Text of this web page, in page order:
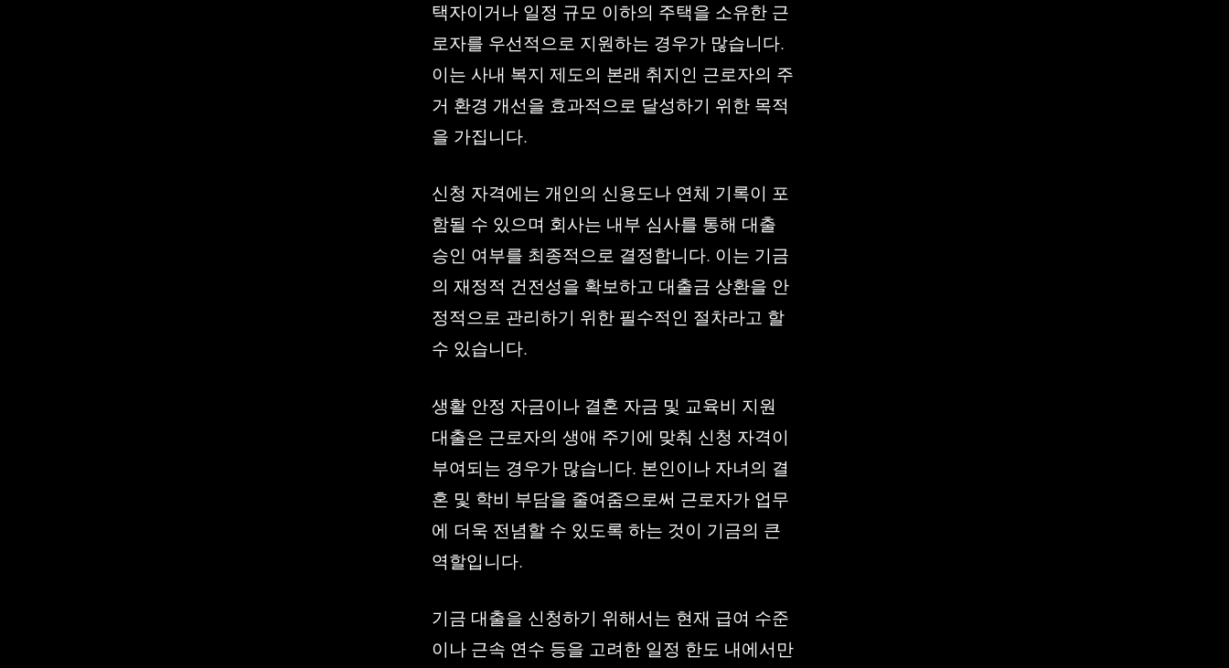
택자이거나 일정 규모 이하의 주택을 소유한 근
로자를 우선적으로 지원하는 경우가 많습니다.
이는 사내 복지 제도의 본래 취지인 근로자의 주
거 환경 개선을 효과적으로 달성하기 위한 목적
을 가집니다.
신청 자격에는 개인의 신용도나 연체 기록이 포
함될 수 있으며 회사는 내부 심사를 통해 대출
승인 여부를 최종적으로 결정합니다. 이는 기금
의 재정적 건전성을 확보하고 대출금 상환을 안
정적으로 관리하기 위한 필수적인 절차라고 할
수 있습니다.
생활 안정 자금이나 결혼 자금 및 교육비 지원
대출은 근로자의 생애 주기에 맞춰 신청 자격이
부여되는 경우가 많습니다. 본인이나 자녀의 결
혼 및 학비 부담을 줄여줌으로써 근로자가 업무
에 더욱 전념할 수 있도록 하는 것이 기금의 큰
역할입니다.
기금 대출을 신청하기 위해서는 현재 급여 수준
이나 근속 연수 등을 고려한 일정 한도 내에서만